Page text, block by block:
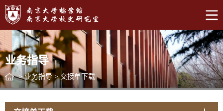
业务指导
> 业务指导 > 交接单下载